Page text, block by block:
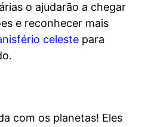
o ajudarão a chegar
e reconhecer mais
celeste para
com os planetas! Eles